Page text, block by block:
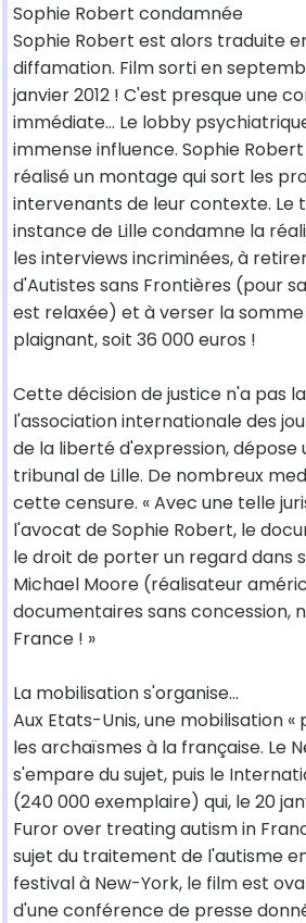
Sophie Robert condamnée
Sophie Robert est alors traduite
diffamation. Film sorti en
janvier 2012 ! C'est presque une
immédiate... Le lobby
immense influence. Sophie
réalisé un montage qui sort les
intervenants de leur contexte. Le
instance de Lille condamne la
les interviews incriminées, à
d'Autistes sans Frontières (pour
est relaxée) et à verser la somme
plaignant, soit 36 000 euros !
Cette décision de justice n'a pas
l'association internationale des
de la liberté d'expression, dépose
tribunal de Lille. De nombreux
cette censure. « Avec une telle
l'avocat de Sophie Robert, le
le droit de porter un regard dans
Michael Moore (réalisateur
documentaires sans concession,
France ! »
La mobilisation s'organise...
Aux Etats-Unis, une mobilisation «
les archaïsmes à la française. Le
s'empare du sujet, puis le
(240 000 exemplaire) qui, le 20
Furor over treating autism in
sujet du traitement de l'autisme
festival à New-York, le film est
d'une conférence de presse